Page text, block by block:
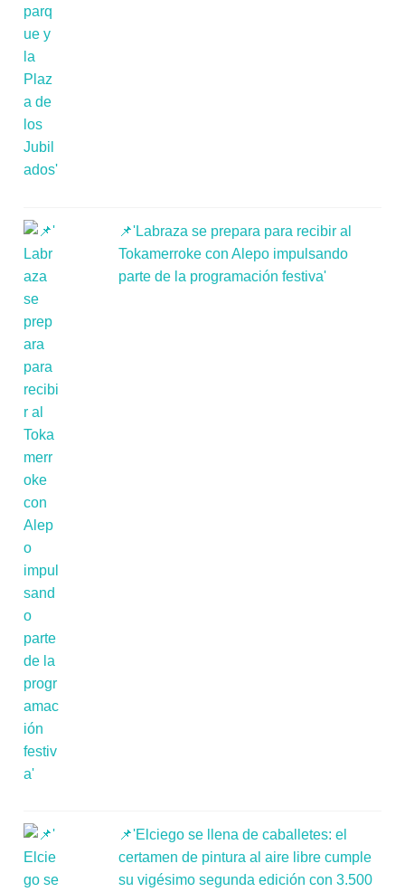
📌'Labraza se prepara para recibir al
Tokamerroke con Alepo impulsando
parte de la programación festiva'
📌'Elciego se llena de caballetes: el
certamen de pintura al aire libre cumple
su vigésimo segunda edición con 3.500